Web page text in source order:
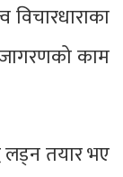
काम
लड्न तयार भए